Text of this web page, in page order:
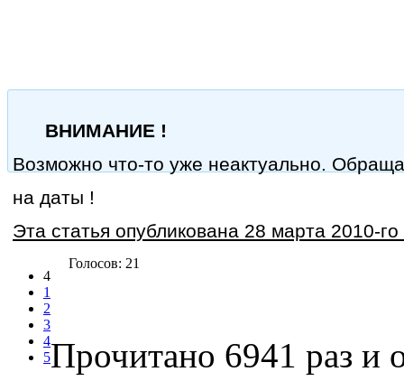
ВНИМАНИЕ !
Возможно что-то уже неактуально.
на даты !
Эта статья опубликована 28 марта 2010-го
4
1
2
3
4
5
Голосов: 21
Прочитано 6941 раз и